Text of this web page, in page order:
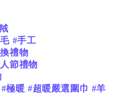
#手工
禮物
節禮物
#極暖 #超暖嚴選圍巾 #羊